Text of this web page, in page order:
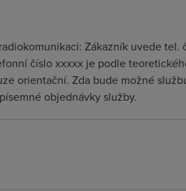
Zákazník uvede
číslo xxxxx je podle
orientační. Zda bude možné
objednávky služby.